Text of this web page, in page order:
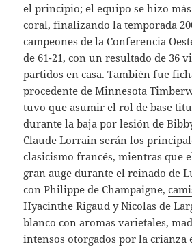
el principio; el equipo se hizo
coral, finalizando la temporada
campeones de la Conferencia
de 61-21, con un resultado de 36
partidos en casa. También fue
procedente de Minnesota
tuvo que asumir el rol de base
durante la baja por lesión de
Claude Lorrain serán los
clasicismo francés, mientras que
gran auge durante el reinado de
con Philippe de Champaigne,
Hyacinthe Rigaud y Nicolas de
blanco con aromas varietales,
intensos otorgados por la crianza